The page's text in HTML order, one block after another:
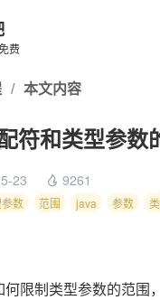
费
/ 本文内容
符和类型参数
23 9261
数 范围 java 参数
限制类型参数的范围